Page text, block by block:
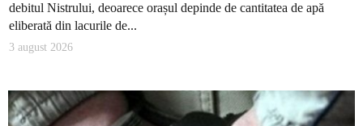
debitul Nistrului, deoarece orașul depinde de cantitatea de apă
eliberată din lacurile de...
3 august 2026